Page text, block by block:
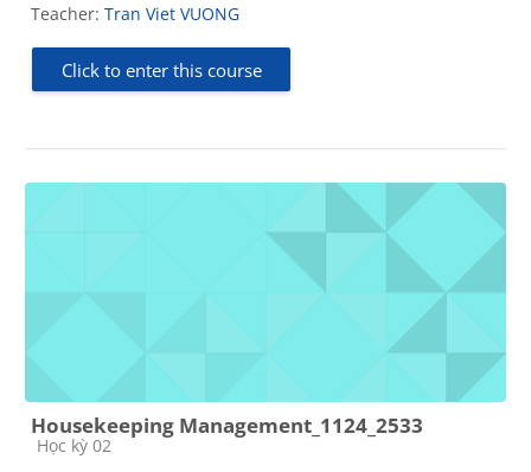
Teacher: Tran Viet VUONG
Click to enter this course
Housekeeping Management_1124_2533
Course category
Học kỳ 02